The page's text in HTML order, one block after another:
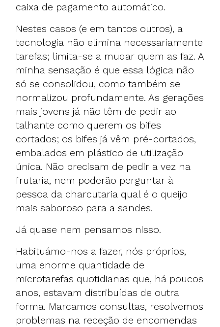
caixa de pagamento automático.
Nestes casos (e em tantos outros), a
tecnologia não elimina necessariamente
tarefas; limita-se a mudar quem as faz. A
minha sensação é que essa lógica não
só se consolidou, como também se
normalizou profundamente. As gerações
mais jovens já não têm de pedir ao
talhante como querem os bifes
cortados; os bifes já vêm pré-cortados,
embalados em plástico de utilização
única. Não precisam de pedir a vez na
frutaria, nem poderão perguntar à
pessoa da charcutaria qual é o queijo
mais saboroso para a sandes.
Já quase nem pensamos nisso.
Habituámo-nos a fazer, nós próprios,
uma enorme quantidade de
microtarefas quotidianas que, há poucos
anos, estavam distribuídas de outra
forma. Marcamos consultas, resolvemos
problemas na receção de encomendas